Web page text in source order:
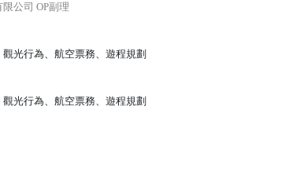
公司 OP副理
觀光行為、 航空票務、 遊程規劃
觀光行為、 航空票務、 遊程規劃